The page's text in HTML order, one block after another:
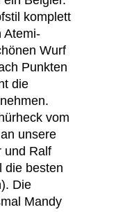
komplett
Atemi-
Wurf
Punkten
die
vom
unsere
und Ralf
die besten
Die
Mandy